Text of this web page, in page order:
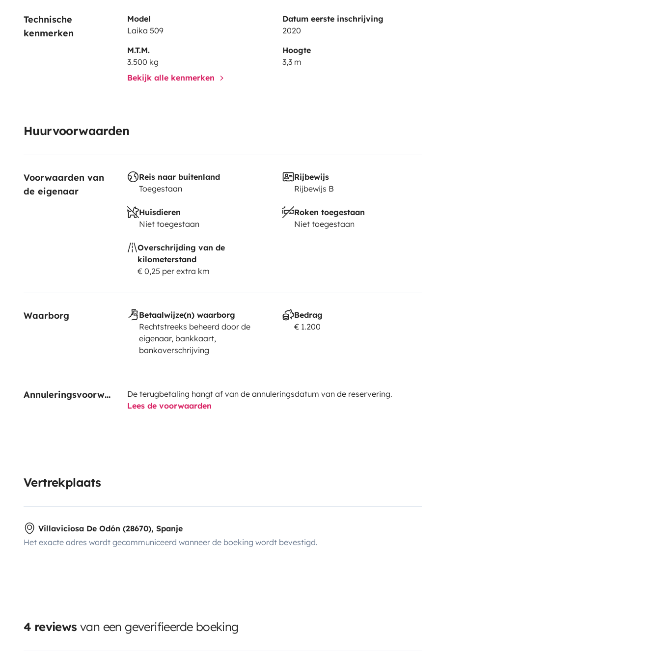
Technische
kenmerken
Model
Laika 509
Datum eerste inschrijving
2020
M.T.M.
3.500 kg
Hoogte
3,3 m
Bekijk alle kenmerken
Huurvoorwaarden
Voorwaarden van
de eigenaar
Reis naar buitenland
Toegestaan
Rijbewijs
Rijbewijs B
Huisdieren
Niet toegestaan
Roken toegestaan
Niet toegestaan
Overschrijding van de
kilometerstand
€ 0,25 per extra km
Waarborg
Betaalwijze(n) waarborg
Rechtstreeks beheerd door de
eigenaar, bankkaart,
bankoverschrijving
Bedrag
€ 1.200
Annuleringsvoorwaarden
De terugbetaling hangt af van de annuleringsdatum van de reservering.
Lees de voorwaarden
Vertrekplaats
Villaviciosa De Odón (28670), Spanje
Het exacte adres wordt gecommuniceerd wanneer de boeking wordt bevestigd.
4 reviews van een geverifieerde boeking